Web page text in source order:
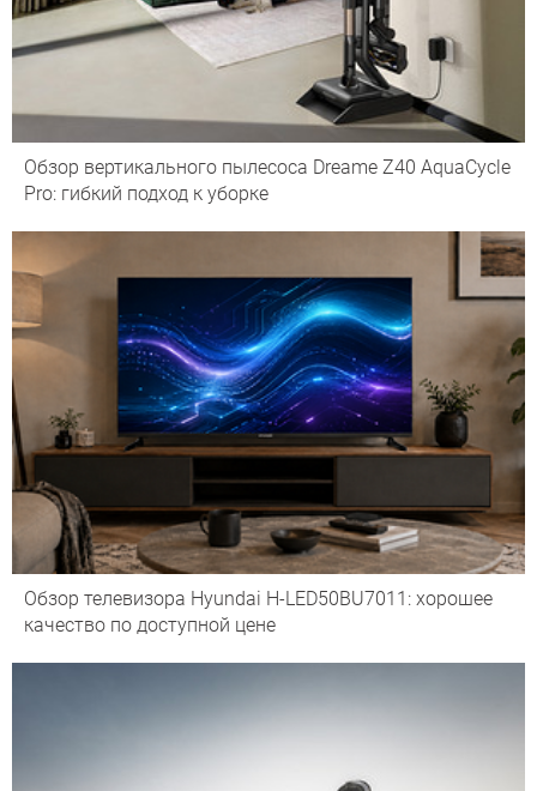
Обзор вертикального пылесоса Dreame Z40 AquaCycle
Pro: гибкий подход к уборке
Обзор телевизора Hyundai H-LED50BU7011: хорошее
качество по доступной цене